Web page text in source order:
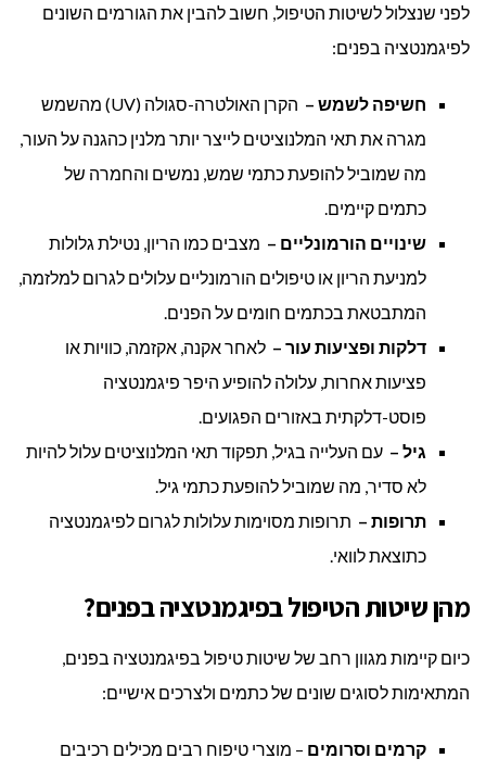
לפני שנצלול לשיטות הטיפול, חשוב להבין את הגורמים השונים
לפיגמנטציה בפנים:
חשיפה לשמש –
הקרן האולטרה-סגולה (UV) מהשמש
מגרה את תאי המלנוציטים לייצר יותר מלנין כהגנה על העור,
מה שמוביל להופעת כתמי שמש, נמשים והחמרה של
כתמים קיימים.
שינויים הורמונליים – מצבים כמו הריון, נטילת גלולות
למניעת הריון או טיפולים הורמונליים עלולים לגרום למלזמה,
המתבטאת בכתמים חומים על הפנים.
דלקות ופציעות עור – לאחר אקנה, אקזמה, כוויות או
פציעות אחרות, עלולה להופיע היפר פיגמנטציה
פוסט-דלקתית באזורים הפגועים.
גיל – עם העלייה בגיל, תפקוד תאי המלנוציטים עלול להיות
לא סדיר, מה שמוביל להופעת כתמי גיל.
תרופות – תרופות מסוימות עלולות לגרום לפיגמנטציה
כתוצאת לוואי.
מהן שיטות הטיפול בפיגמנטציה בפנים?
כיום קיימות מגוון רחב של שיטות טיפול בפיגמנטציה בפנים,
המתאימות לסוגים שונים של כתמים ולצרכים אישיים:
קרמים וסרומים – מוצרי טיפוח רבים מכילים רכיבים